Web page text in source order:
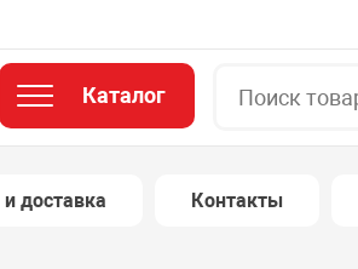
Каталог
доставка Контакты